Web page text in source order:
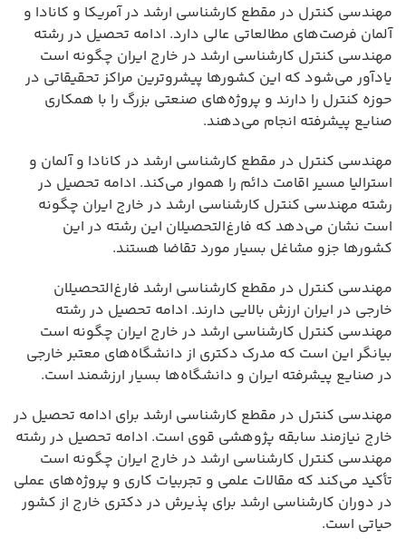
مهندسی کنترل در مقطع کارشناسی ارشد در آمریکا و کانادا و
آلمان فرصت‌های مطالعاتی عالی دارد. ادامه تحصیل در رشته
مهندسی کنترل کارشناسی ارشد در خارج ایران چگونه است
یادآور می‌شود که این کشورها پیشروترین مراکز تحقیقاتی در
حوزه کنترل را دارند و پروژه‌های صنعتی بزرگ را با همکاری
صنایع پیشرفته انجام می‌دهند.
مهندسی کنترل در مقطع کارشناسی ارشد در کانادا و آلمان و
استرالیا مسیر اقامت دائم را هموار می‌کند. ادامه تحصیل در
رشته مهندسی کنترل کارشناسی ارشد در خارج ایران چگونه
است نشان می‌دهد که فارغ‌التحصیلان این رشته در این
کشورها جزو مشاغل بسیار مورد تقاضا هستند.
مهندسی کنترل در مقطع کارشناسی ارشد فارغ‌التحصیلان
خارجی در ایران ارزش بالایی دارند. ادامه تحصیل در رشته
مهندسی کنترل کارشناسی ارشد در خارج ایران چگونه است
بیانگر این است که مدرک دکتری از دانشگاه‌های معتبر خارجی
در صنایع پیشرفته ایران و دانشگاه‌ها بسیار ارزشمند است.
مهندسی کنترل در مقطع کارشناسی ارشد برای ادامه تحصیل در
خارج نیازمند سابقه پژوهشی قوی است. ادامه تحصیل در رشته
مهندسی کنترل کارشناسی ارشد در خارج ایران چگونه است
تأکید می‌کند که مقالات علمی و تجربیات کاری و پروژه‌های عملی
در دوران کارشناسی ارشد برای پذیرش در دکتری خارج از کشور
حیاتی است.